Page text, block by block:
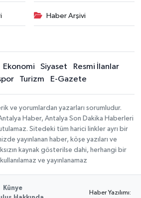
Haber Arşivi
Ekonomi Siyaset
Resmi İlanlar
Turizm E-Gazete
ve yorumlardan yazarları sorumludur.
Haber, Antalya Son Dakika Haberleri
Sitedeki tüm harici linkler ayrı bir
yayınlanan haber, köşe yazıları ve
kaynak gösterilse dahi, herhangi bir
ve yayınlanamaz
Künye
Haber Yazılımı: